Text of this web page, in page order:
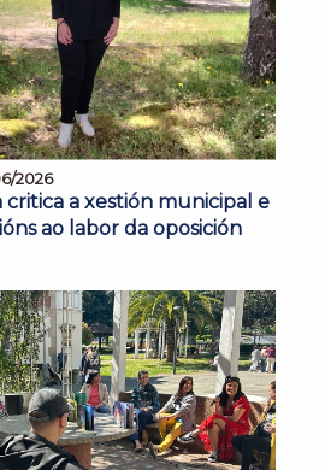
2026
critica a xestión municipal e
ao labor da oposición